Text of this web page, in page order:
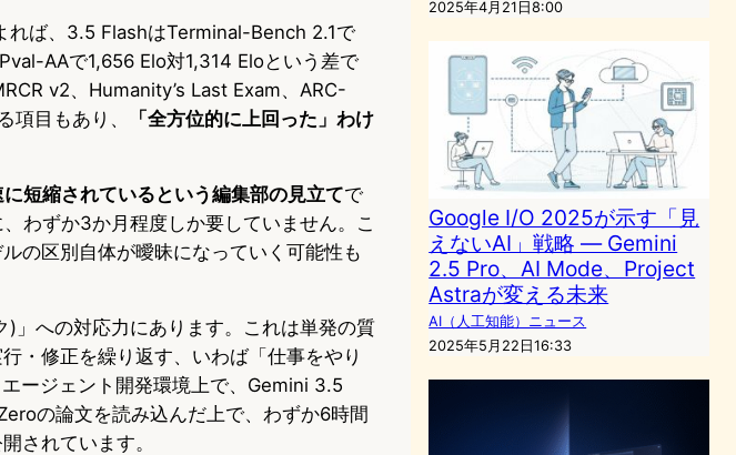
れば、3.5 FlashはTerminal-Bench 2.1で
AAで1,656 Elo対1,314 Eloという差で
v2、Humanity’s Last Exam、ARC-
項目もあり、
「全方位的に上回った」わけ
短縮されているという編集部の見立てで
わずか3か月程度しか要していません。こ
の区別自体が曖昧になっていく可能性も
への対応力にあります。これは単発の質
・修正を繰り返す、いわば「仕事をやり
ージェント開発環境上で、Gemini 3.5
の論文を読み込んだ上で、わずか6時間
されています。
2025年4月21日8:00
Google I/O 2025が示す「見
えないAI」戦略 — Gemini
2.5 Pro、AI Mode、Project
Astraが変える未来
AI（人工知能）ニュース
2025年5月22日16:33